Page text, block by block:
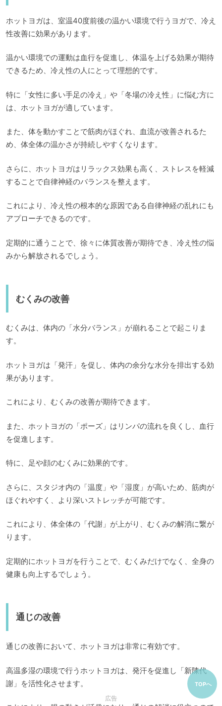
ホットヨガは、室温40度前後の温かい環境で行うヨガで、冷え
性改善に効果があります。
温かい環境での運動は血行を促進し、体温を上げる効果が期待
できるため、冷え性の人にとって理想的です。
特に「女性に多い手足の冷え」や「冬場の冷え性」に悩む方に
は、ホットヨガが適しています。
また、体を動かすことで筋肉がほぐれ、血流が改善されるた
め、体全体の温かさが持続しやすくなります。
さらに、ホットヨガはリラックス効果も高く、ストレスを軽減
することで自律神経のバランスを整えます。
これにより、冷え性の根本的な原因である自律神経の乱れにも
アプローチできるのです。
定期的に通うことで、徐々に体質改善が期待でき、冷え性の悩
みから解放されるでしょう。
むくみの改善
むくみは、体内の「水分バランス」が崩れることで起こりま
す。
ホットヨガは「発汗」を促し、体内の余分な水分を排出する効
果があります。
これにより、むくみの改善が期待できます。
また、ホットヨガの「ポーズ」はリンパの流れを良くし、血行
を促進します。
特に、足や顔のむくみに効果的です。
さらに、スタジオ内の「温度」や「湿度」が高いため、筋肉が
ほぐれやすく、より深いストレッチが可能です。
これにより、体全体の「代謝」が上がり、むくみの解消に繋が
ります。
定期的にホットヨガを行うことで、むくみだけでなく、全身の
健康も向上するでしょう。
通じの改善
通じの改善において、ホットヨガは非常に有効です。
高温多湿の環境で行うホットヨガは、発汗を促進し「新陳代
謝」を活性化させます。
TOPへ
広告